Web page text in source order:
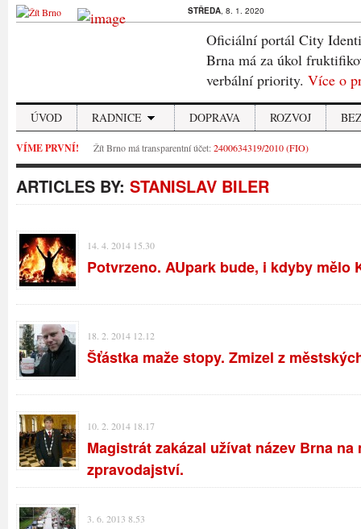
STŘEDA, 8. 1. 2020
Oficiální portál City
Brna má za úkol
verbální priority. Více o
ÚVOD RADNICE DOPRAVA ROZVOJ
VÍME PRVNÍ! Žít Brno má transparentní účet:2400634319/2010 (FIO)
ARTICLES BY: STANISLAV BILER
14. 4. 2014 15.30
Potvrzeno. AUpark bude, i kdyby mělo
18. 2. 2014 12.12
Šťástka maže stopy. Zmizel z
10. 2. 2014 18.17
Magistrát zakázal užívat název Brna na
zpravodajství.
3. 6. 2013 8.53